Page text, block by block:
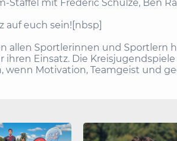
Staffel mit Frederic Schulze, Ben
auf euch sein![nbsp]
allen Sportlerinnen und Sportlern
ihren Einsatz. Die
wenn Motivation, Teamgeist und